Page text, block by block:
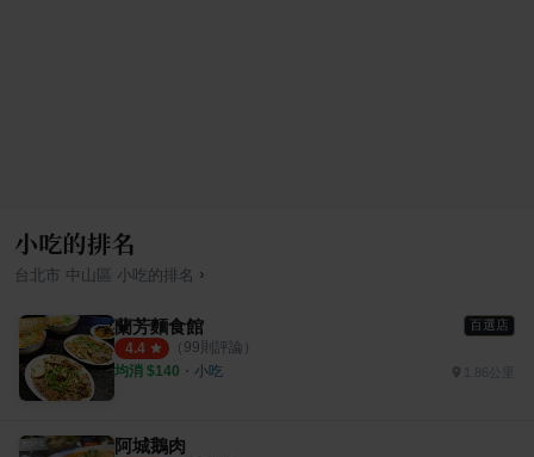
小吃的排名
台北市 中山區 小吃 的排名 ›
蘭芳麵食館 百選店
4.4 （ 99則評論）
均消 $140 ・ 小吃
阿城鵝肉